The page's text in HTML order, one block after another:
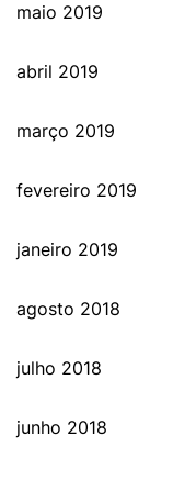
maio 2019
abril 2019
março 2019
fevereiro 2019
janeiro 2019
agosto 2018
julho 2018
junho 2018